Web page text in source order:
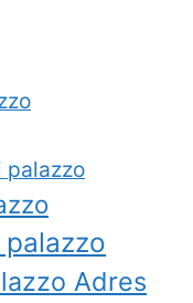
palazzo
Adres